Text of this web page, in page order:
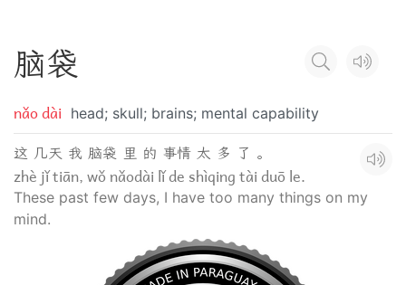
脑袋
nǎo dài head; skull; brains; mental capability
这 几天 我 脑袋 里 的 事情 太 多 了 。
zhè jǐ tiān, wǒ nǎodài lǐ de shìqing tài duō le.
These past few days, I have too many things on my
mind.